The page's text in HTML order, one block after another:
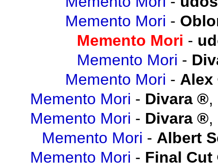
Memento Mori -
Memento Mori -
Memento Mori -
Memento Mori - Alex
Memento Mori - Divara ,
Memento Mori - Divara ,
Memento Mori - Albert
Memento Mori - Final Cut